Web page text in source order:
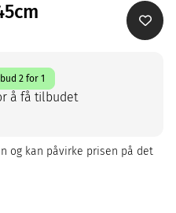
2 for 1
å få tilbudet
og kan påvirke prisen på det